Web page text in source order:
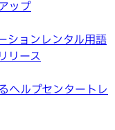
ップ
ションレンタル用語
リース
ヘルプセンター トレ